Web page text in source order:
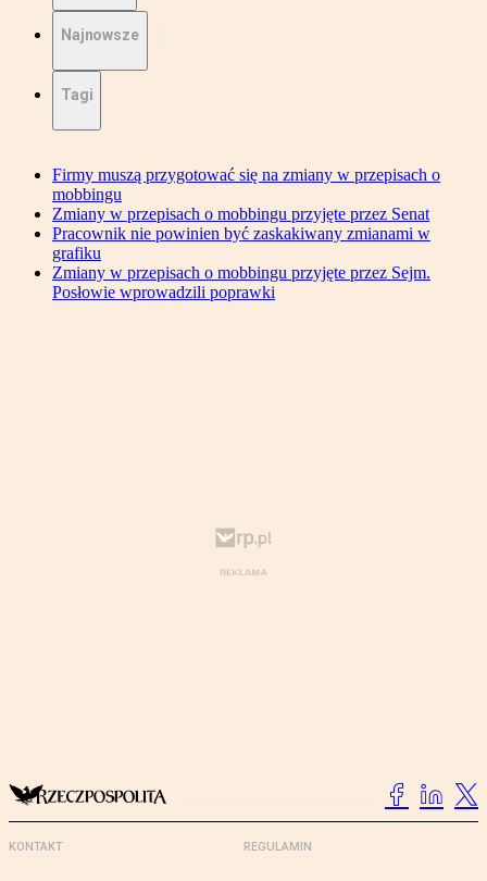
Najnowsze
Tagi
Firmy muszą przygotować się na zmiany w przepisach o
mobbingu
Zmiany w przepisach o mobbingu przyjęte przez Senat
Pracownik nie powinien być zaskakiwany zmianami w
grafiku
Zmiany w przepisach o mobbingu przyjęte przez Sejm.
Posłowie wprowadzili poprawki
KONTAKT REGULAMIN